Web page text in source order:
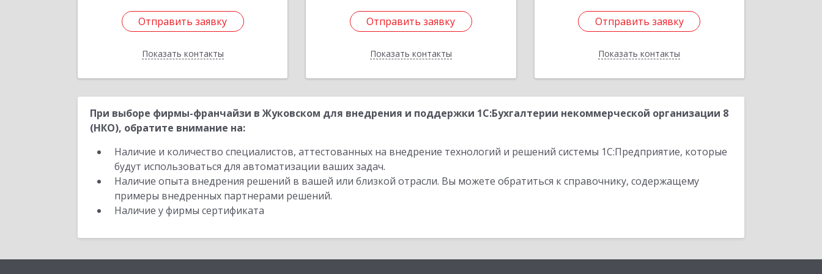
Отправить заявку
Показать контакты
Отправить заявку
Назад
Отправить заявку
Показать контакты
Отправить заявку
Назад
Отправить заявку
Показать контакты
Отправить заявку
Назад
При выборе фирмы-франчайзи в Жуковском для внедрения и поддержки 1С:Бухгалтерии некоммерческой организации 8
(НКО), обратите внимание на:
Наличие и количество специалистов, аттестованных на внедрение технологий и решений системы 1С:Предприятие, которые
будут использоваться для автоматизации ваших задач.
Наличие опыта внедрения решений в вашей или близкой отрасли. Вы можете обратиться к справочнику, содержащему
примеры внедренных партнерами решений.
Наличие у фирмы сертификата